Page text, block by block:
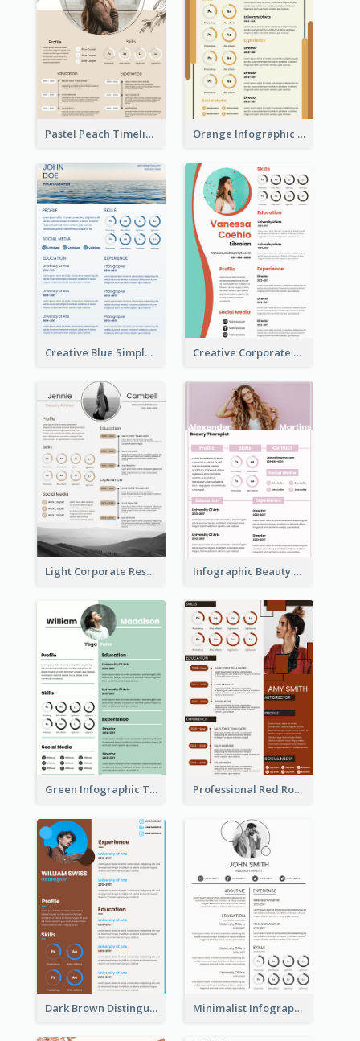
Pastel Peach Timeline Resume Orange Infographic Market Analyst Resume
Creative Blue Simple Resume Creative Corporate Teal Resume
Light Corporate Resume Infographic Beauty Consultant Resume
Green Infographic Teacher Resume Professional Red Rouge Resume
Dark Brown Distinguished Modern Resume Minimalist Infographic Light Resume